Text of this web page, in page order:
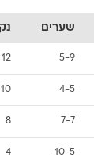
מכבי חיפה